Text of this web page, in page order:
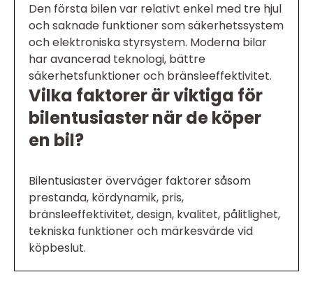
Den första bilen var relativt enkel med tre hjul
och saknade funktioner som säkerhetssystem
och elektroniska styrsystem. Moderna bilar
har avancerad teknologi, bättre
säkerhetsfunktioner och bränsleeffektivitet.
Vilka faktorer är viktiga för
bilentusiaster när de köper
en bil?
Bilentusiaster överväger faktorer såsom
prestanda, kördynamik, pris,
bränsleeffektivitet, design, kvalitet, pålitlighet,
tekniska funktioner och märkesvärde vid
köpbeslut.